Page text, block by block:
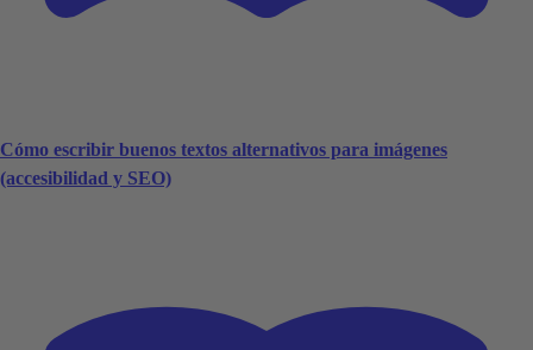
Cómo escribir buenos textos alternativos para imágenes
(accesibilidad y SEO)